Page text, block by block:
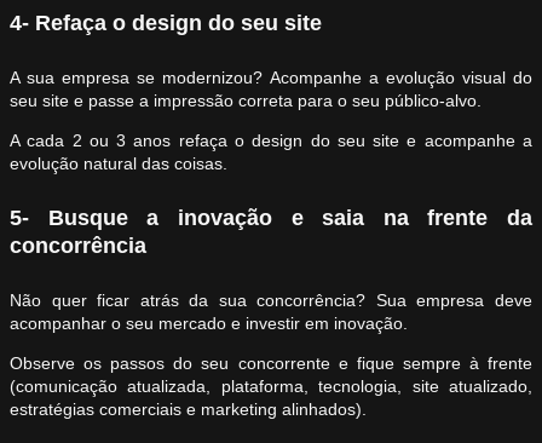
4- Refaça o design do seu site
A sua empresa se modernizou? Acompanhe a evolução visual do
seu site e passe a impressão correta para o seu público-alvo.
A cada 2 ou 3 anos refaça o design do seu site e acompanhe a
evolução natural das coisas.
5- Busque a inovação e saia na frente da
concorrência
Não quer ficar atrás da sua concorrência? Sua empresa deve
acompanhar o seu mercado e investir em inovação.
Observe os passos do seu concorrente e fique sempre à frente
(comunicação atualizada, plataforma, tecnologia, site atualizado,
estratégias comerciais e marketing alinhados).